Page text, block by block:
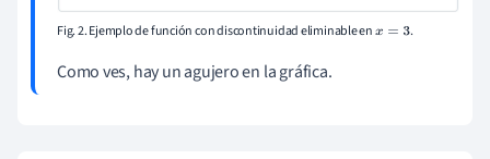
Fig. 2. Ejemplo de función con discontinuidad eliminable enx= 3 .
Como ves, hay un agujero en la gráfica.